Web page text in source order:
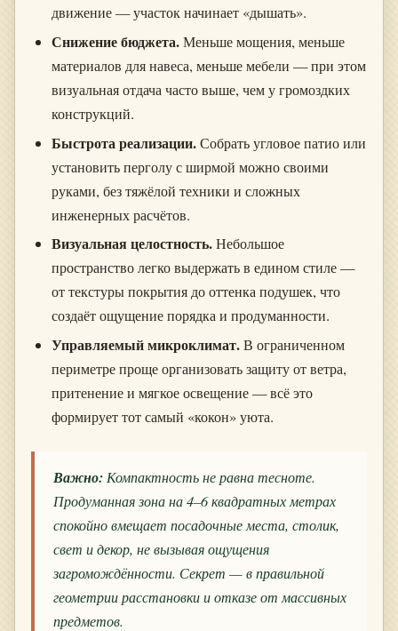
движение — участок начинает «дышать».
Снижение бюджета.Меньше мощения, меньше
материалов для навеса, меньше мебели — при этом
визуальная отдача часто выше, чем у громоздких
конструкций.
Быстрота реализации.Собрать угловое патио или
установить перголу с ширмой можно своими
руками, без тяжёлой техники и сложных
инженерных расчётов.
Визуальная целостность.Небольшое
пространство легко выдержать в едином стиле —
от текстуры покрытия до оттенка подушек, что
создаёт ощущение порядка и продуманности.
Управляемый микроклимат.В ограниченном
периметре проще организовать защиту от ветра,
притенение и мягкое освещение — всё это
формирует тот самый «кокон» уюта.
Важно: Компактность не равна тесноте.
Продуманная зона на 4–6 квадратных метрах
спокойно вмещает посадочные места, столик,
свет и декор, не вызывая ощущения
загромождённости. Секрет — в правильной
геометрии расстановки и отказе от массивных
предметов.